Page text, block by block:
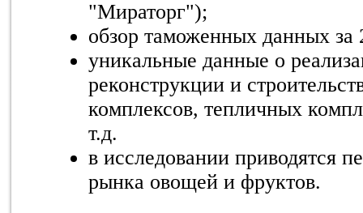
"Мираторг");
обзор таможенных данных за
уникальные данные о
реконструкции и
комплексов, тепличных
т.д.
в исследовании приводятся
рынка овощей и фруктов.